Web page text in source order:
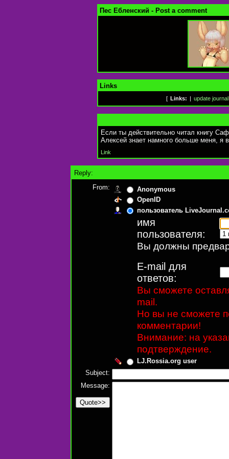
Пес Ебленский - Post a comment
Links
[ Links: update journal
Если ты действительно читал книгу
Алексей знает намного больше меня, я
Link
Reply:
From:
Anonymous
OpenID
пользователь
имя
пользователя:
Вы должны
E-mail для
ответов:
Вы сможете
mail.
Но вы не сможете
комментарии!
Внимание: на
подтверждение.
LJ.Rossia.org user
Subject:
Message: